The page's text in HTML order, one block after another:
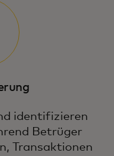
identifizieren
Betrüger
Transaktionen